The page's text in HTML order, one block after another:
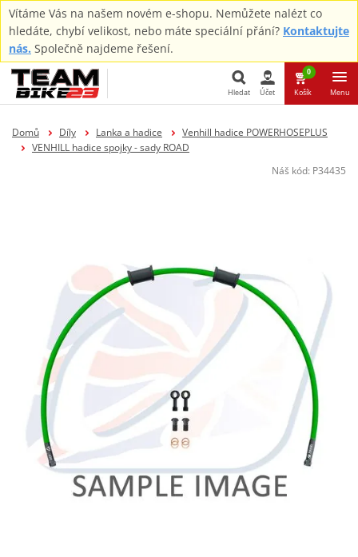
Vítáme Vás na našem novém e-shopu. Nemůžete nalézt co
hledáte, chybí velikost, nebo máte speciální přání? Kontaktujte
nás. Společně najdeme řešení.
Hledat
Hledat Účet
0
Košík Menu
Domů Díly Lanka a hadice
Venhill hadice POWERHOSEPLUS
VENHILL hadice spojky - sady ROAD
Náš kód: P34435